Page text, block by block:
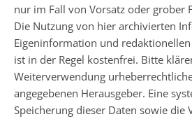
nur im Fall von Vorsatz oder grober
Die Nutzung von hier archivierten
Eigeninformation und
ist in der Regel kostenfrei. Bitte
Weiterverwendung
angegebenen Herausgeber. Eine
Speicherung dieser Daten sowie die